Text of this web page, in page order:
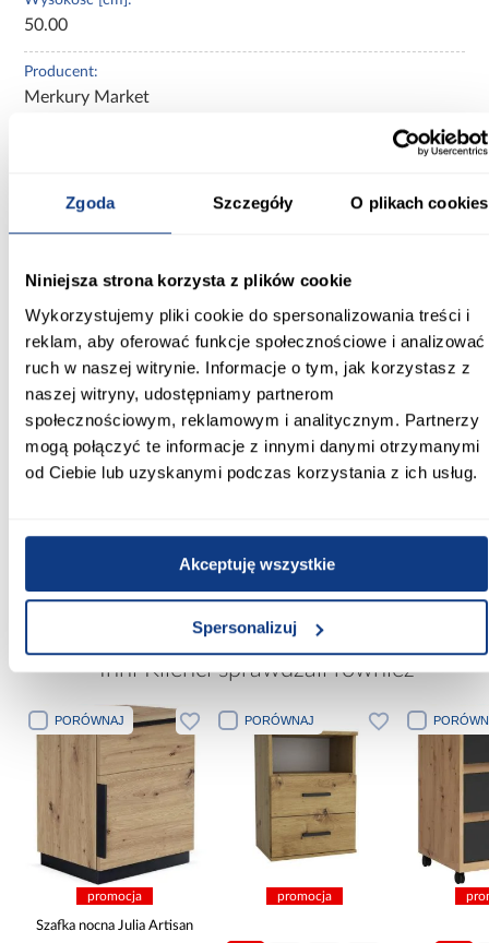
Zgoda Szczegóły O plikach cookies
Niniejsza strona korzysta z plików cookie
Wykorzystujemy pliki cookie do spersonalizowania treści i
reklam, aby oferować funkcje społecznościowe i analizować
ruch w naszej witrynie. Informacje o tym, jak korzystasz z
naszej witryny, udostępniamy partnerom
społecznościowym, reklamowym i analitycznym. Partnerzy
mogą połączyć te informacje z innymi danymi otrzymanymi
od Ciebie lub uzyskanymi podczas korzystania z ich usług.
Akceptuję wszystkie
Spersonalizuj
50.00
Producent:
Merkury Market
Ilość drzwi:
1-drzwiowa
Ilość szuflad:
2-szuflady
Kolekcja:
szafka nocna
Inni Klienci sprawdzali również
PORÓWNAJ
promocja
Szafka nocna Julia Artisan
PORÓWNAJ
promocja